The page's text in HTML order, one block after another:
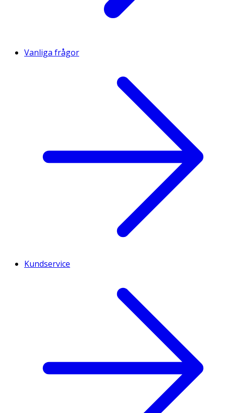
Vanliga frågor
Kundservice